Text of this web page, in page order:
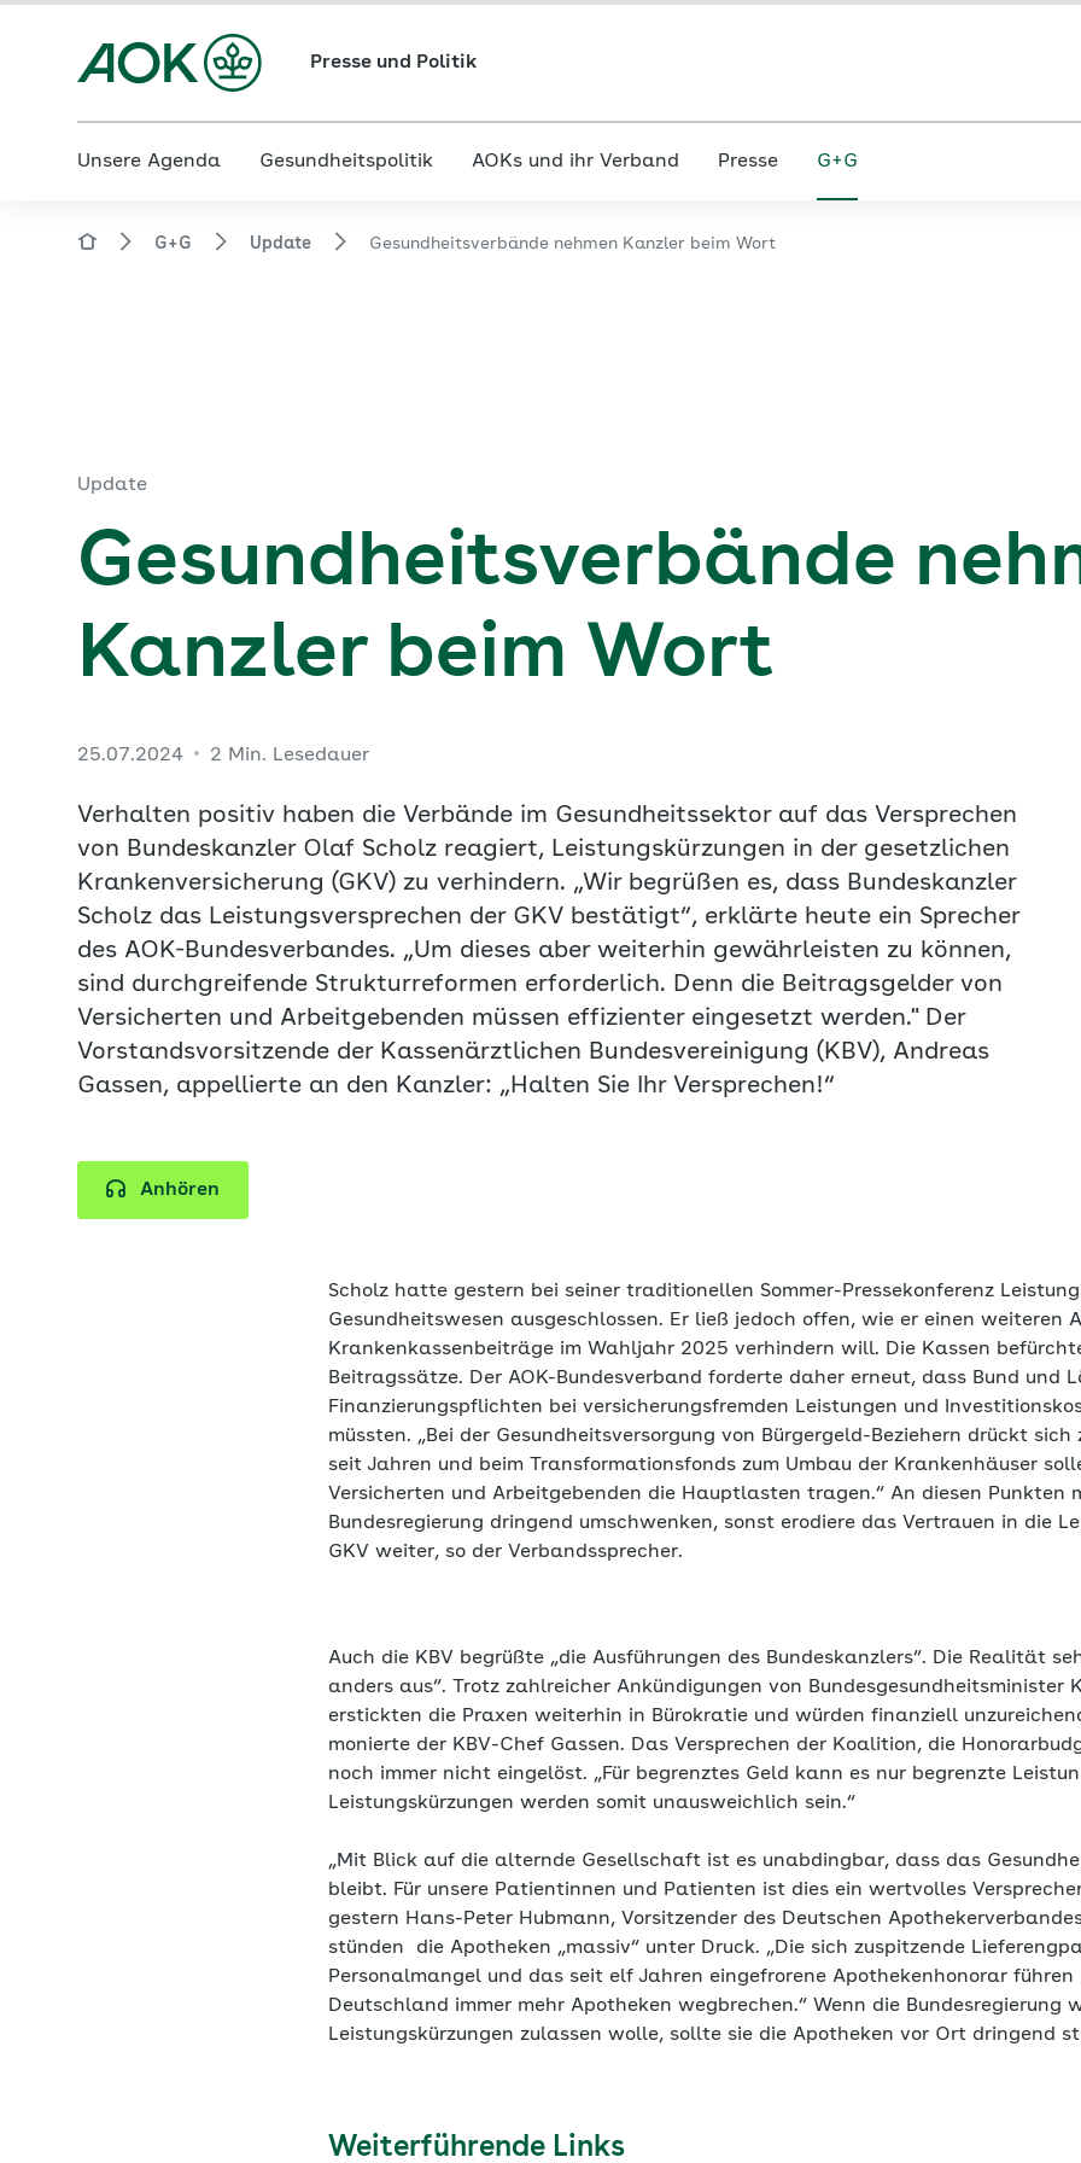
Presse und Politik
Unsere Agenda Gesundheitspolitik AOKs und ihr Verband Presse G+G
G+G Update Gesundheitsverbände nehmen Kanzler beim Wort
Update
Gesundheitsverbände
Kanzler beim Wort
25.07.2024 2 Min. Lesedauer
Verhalten positiv haben die Verbände im Gesundheitssektor auf das Versprechen
von Bundeskanzler Olaf Scholz reagiert, Leistungskürzungen in der gesetzlichen
Krankenversicherung (GKV) zu verhindern. „Wir begrüßen es, dass Bundeskanzler
Scholz das Leistungsversprechen der GKV bestätigt“, erklärte heute ein Sprecher
des AOK-Bundesverbandes. „Um dieses aber weiterhin gewährleisten zu können,
sind durchgreifende Strukturreformen erforderlich. Denn die Beitragsgelder von
Versicherten und Arbeitgebenden müssen effizienter eingesetzt werden." Der
Vorstandsvorsitzende der Kassenärztlichen Bundesvereinigung (KBV), Andreas
Gassen, appellierte an den Kanzler: „Halten Sie Ihr Versprechen!“
Anhören
Scholz hatte gestern bei seiner traditionellen Sommer-Pressekonferenz
Gesundheitswesen ausgeschlossen. Er ließ jedoch offen, wie er einen weiteren
Krankenkassenbeiträge im Wahljahr 2025 verhindern will. Die Kassen
Beitragssätze. Der AOK-Bundesverband forderte daher erneut, dass Bund und
Finanzierungspflichten bei versicherungsfremden Leistungen und
müssten. „Bei der Gesundheitsversorgung von Bürgergeld-Beziehern drückt sich
seit Jahren und beim Transformationsfonds zum Umbau der Krankenhäuser
Versicherten und Arbeitgebenden die Hauptlasten tragen.“ An diesen Punkten
Bundesregierung dringend umschwenken, sonst erodiere das Vertrauen in die
GKV weiter, so der Verbandssprecher.
Auch die KBV begrüßte „die Ausführungen des Bundeskanzlers“. Die Realität
anders aus“. Trotz zahlreicher Ankündigungen von Bundesgesundheitsminister
erstickten die Praxen weiterhin in Bürokratie und würden finanziell
monierte der KBV-Chef Gassen. Das Versprechen der Koalition, die
noch immer nicht eingelöst. „Für begrenztes Geld kann es nur begrenzte
Leistungskürzungen werden somit unausweichlich sein.“
„Mit Blick auf die alternde Gesellschaft ist es unabdingbar, dass das
bleibt. Für unsere Patientinnen und Patienten ist dies ein wertvolles
gestern Hans-Peter Hubmann, Vorsitzender des Deutschen
stünden die Apotheken „massiv“ unter Druck. „Die sich zuspitzende
Personalmangel und das seit elf Jahren eingefrorene Apothekenhonorar führen
Deutschland immer mehr Apotheken wegbrechen.“ Wenn die Bundesregierung
Leistungskürzungen zulassen wolle, sollte sie die Apotheken vor Ort dringend
Weiterführende Links